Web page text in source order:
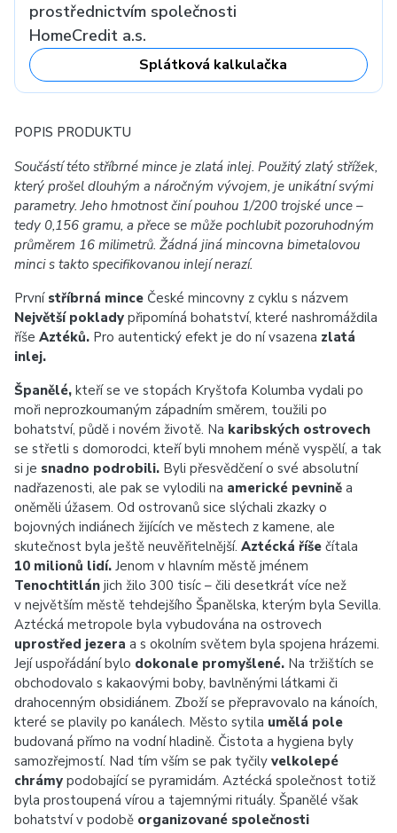
prostřednictvím společnosti
HomeCredit a.s.
Splátková kalkulačka
POPIS PRODUKTU
Součástí této stříbrné mince je zlatá inlej. Použitý zlatý střížek,
který prošel dlouhým a náročným vývojem, je unikátní svými
parametry. Jeho hmotnost činí pouhou 1/200 trojské unce –
tedy 0,156 gramu, a přece se může pochlubit pozoruhodným
průměrem 16 milimetrů. Žádná jiná mincovna bimetalovou
minci s takto specifikovanou inlejí nerazí.
První stříbrná mince České mincovny z cyklu s názvem
Největší poklady připomíná bohatství, které nashromáždila
říše Aztéků. Pro autentický efekt je do ní vsazena zlatá
inlej.
Španělé, kteří se ve stopách Kryštofa Kolumba vydali po
moři neprozkoumaným západním směrem, toužili po
bohatství, půdě i novém životě. Na karibských ostrovech
se střetli s domorodci, kteří byli mnohem méně vyspělí, a tak
si je snadno podrobili. Byli přesvědčení o své absolutní
nadřazenosti, ale pak se vylodili na americké pevnině a
oněměli úžasem. Od ostrovanů sice slýchali zkazky o
bojovných indiánech žijících ve městech z kamene, ale
skutečnost byla ještě neuvěřitelnější. Aztécká říše čítala
10 milionů lidí. Jenom v hlavním městě jménem
Tenochtitlán jich žilo 300 tisíc – čili desetkrát více než
v největším městě tehdejšího Španělska, kterým byla Sevilla.
Aztécká metropole byla vybudována na ostrovech
uprostřed jezera a s okolním světem byla spojena hrázemi.
Její uspořádání bylo dokonale promyšlené. Na tržištích se
obchodovalo s kakaovými boby, bavlněnými látkami či
drahocenným obsidiánem. Zboží se přepravovalo na kánoích,
které se plavily po kanálech. Město sytila umělá pole
budovaná přímo na vodní hladině. Čistota a hygiena byly
samozřejmostí. Nad tím vším se pak tyčily velkolepé
chrámy podobající se pyramidám. Aztécká společnost totiž
byla prostoupená vírou a tajemnými rituály. Španělé však
bohatství v podobě organizované společnosti